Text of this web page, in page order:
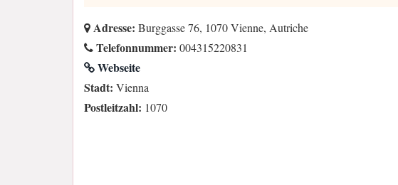
Adresse: Burggasse 76, 1070 Vienne, Autriche
Telefonnummer: 004315220831
Webseite
Stadt: Vienna
Postleitzahl: 1070